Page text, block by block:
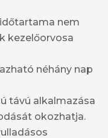
nem
kezelőorvosa
néhány nap
távú alkalmazása
okozhatja.